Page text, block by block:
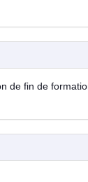
de fin de